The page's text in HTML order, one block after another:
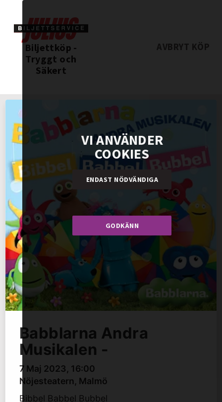
VI ANVÄNDER
COOKIES
ENDAST NÖDVÄNDIGA
GODKÄNN
Biljettköp -
Tryggt och
Säkert
AVBRYT KÖP
Babblarna Andra
Musikalen -
7 Maj 2023, 16:00
Nöjesteatern, Malmö
Bibbel Babbel Bubbel